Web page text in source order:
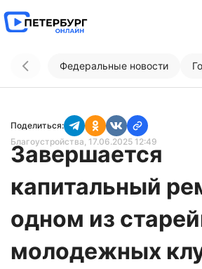
Федеральные новости
Поделиться:
Благоустройства, 17.06.2025 12:49
Завершается
капитальный
одном из
молодежных